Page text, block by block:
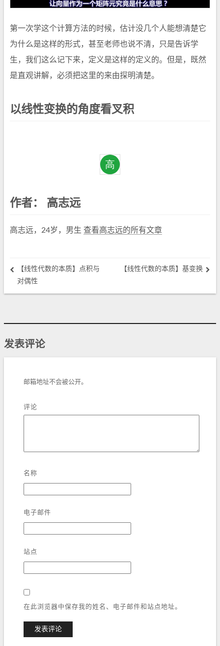
第一次学这个计算方法的时候，估计没几个人能想清楚它
为什么是这样的形式，甚至老师也说不清，只是告诉学
生，我们这么记下来，定义是这样的定义的。但是，既然
是直观讲解，必须把这里的来由探明清楚。
以线性变换的角度看叉积
作者： 高志远
高志远，24岁，男生 查看高志远的所有文章
【线性代数的本质】点积与
对偶性
【线性代数的本质】基变换
发表评论
邮箱地址不会被公开。
评论
名称
电子邮件
站点
在此浏览器中保存我的姓名、电子邮件和站点地址。